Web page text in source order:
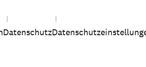
Datenschutz